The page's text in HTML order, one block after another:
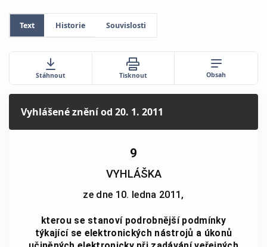
Text Historie Souvislosti
Stáhnout Tisknout Obsah
Vyhlášené zněníod 20. 1. 2011
9
VYHLÁŠKA
ze dne 10. ledna 2011,
kterou se stanoví podrobnější podmínky
týkající se elektronických nástrojů a úkonů